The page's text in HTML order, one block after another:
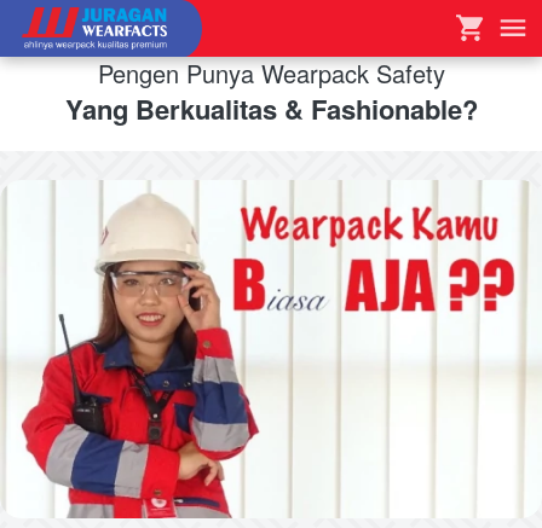
Pengen Punya Wearpack Safety
Yang Berkualitas & Fashionable?